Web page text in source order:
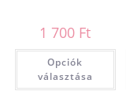
1 700 Ft
Opciók
választása